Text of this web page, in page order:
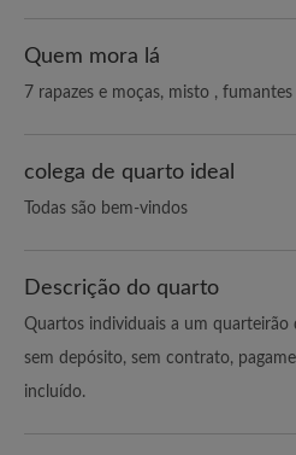
Quem mora lá
7 rapazes e moças, misto ,
colega de quarto ideal
Todas são bem-vindos
Descrição do quarto
Quartos individuais a um
sem depósito, sem contrato,
incluído.